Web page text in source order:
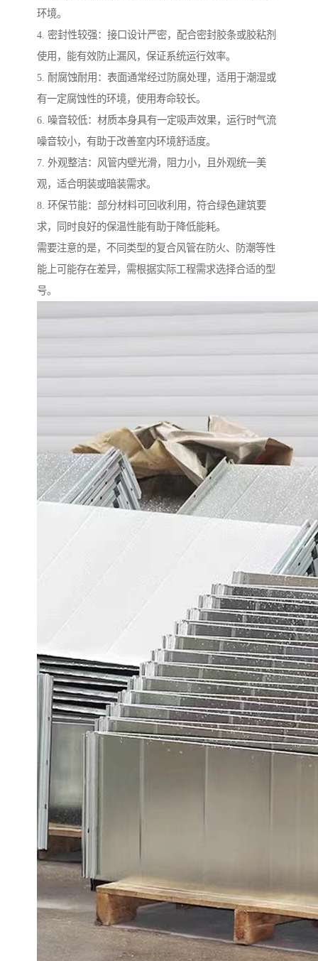
环境。
4. 密封性较强：接口设计严密，配合密封胶条或胶粘剂
使用，能有效防止漏风，保证系统运行效率。
5. 耐腐蚀耐用：表面通常经过防腐处理，适用于潮湿或
有一定腐蚀性的环境，使用寿命较长。
6. 噪音较低：材质本身具有一定吸声效果，运行时气流
噪音较小，有助于改善室内环境舒适度。
7. 外观整洁：风管内壁光滑，阻力小，且外观统一美
观，适合明装或暗装需求。
8. 环保节能：部分材料可回收利用，符合绿色建筑要
求，同时良好的保温性能有助于降低能耗。
需要注意的是，不同类型的复合风管在防火、防潮等性
能上可能存在差异，需根据实际工程需求选择合适的型
号。